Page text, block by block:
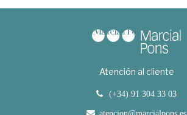
Atención al cliente
(+34) 91 304 33 03
atencion@marcialpons.es